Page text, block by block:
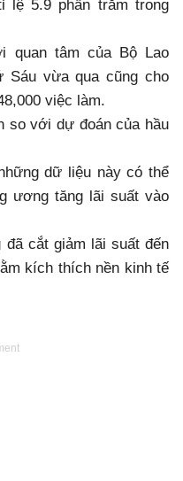
lệ 5.9 phần trăm trong
quan tâm của Bộ Lao
Sáu vừa qua cũng cho
việc làm.
so với dự đoán của hầu
dữ liệu này có thể
ương tăng lãi suất vào
đã cắt giảm lãi suất đến
kích thích nền kinh tế